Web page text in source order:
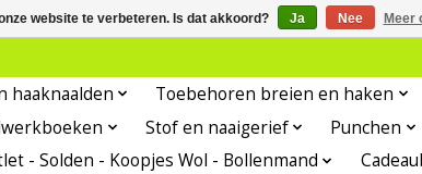
haaknaalden Toebehoren breien en haken
Stof en naaigerief Punchen
- Solden - Koopjes Wol - Bollenmand
website te verbeteren. Is dat akkoord? Ja Nee Meer